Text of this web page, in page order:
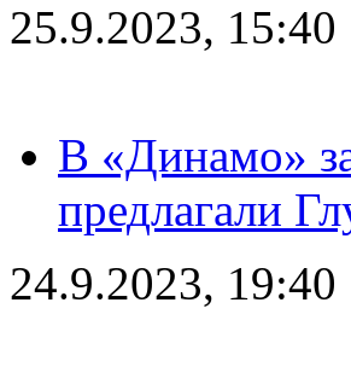
25.9.2023, 15:40
В «Динамо»
предлагали
24.9.2023, 19:40